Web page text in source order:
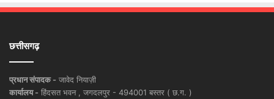
छत्तीसगढ़
प्रधान संपादक - जावेद नियाज़ी
कार्यालय - हिंदसत भवन , जगदलपुर - 494001 बस्तर ( छ.ग. )